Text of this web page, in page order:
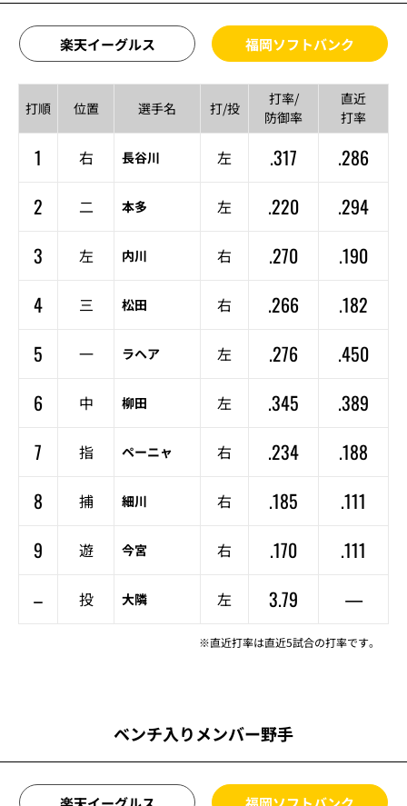
楽天イーグルス 福岡ソフトバンク
打順 位置 選手名 打/投
打率/
防御率
直近
打率
1 右 長谷川 左 .317
.286
2
二 本多 左 .220
.294
3
左 内川 右 .270
.190
4
三 松田 右 .266
.182
5
一 ラヘア 左 .276
.450
6
中 柳田 左 .345
.389
7
指 ペーニャ 右 .234
.188
8
捕 細川 右 .185
.111
9
遊 今宮 右 .170
.111
–
投 大隣 左 3.79 —
※直近打率は直近5試合の打率です。
ベンチ入りメンバー野手